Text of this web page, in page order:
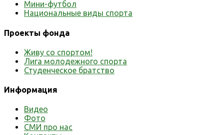
Мини-футбол
Национальные виды спорта
Проекты фонда
Живу со спортом!
Лига молодежного спорта
Студенческое братство
Информация
Видео
Фото
СМИ про нас